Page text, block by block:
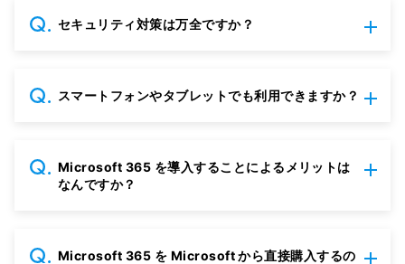
セキュリティ対策は万全ですか？
スマートフォンやタブレットでも利用できますか？
Microsoft 365 を導入することによるメリットは
なんですか？
Microsoft 365 を Microsoft から直接購入するの